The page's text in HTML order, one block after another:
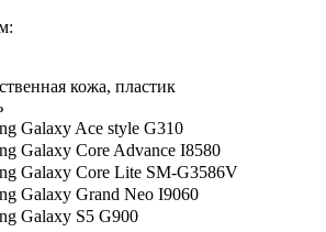
кожа, пластик
Galaxy Ace style G310
Galaxy Core Advance I8580
Galaxy Core Lite SM-G3586V
Galaxy Grand Neo I9060
Galaxy S5 G900